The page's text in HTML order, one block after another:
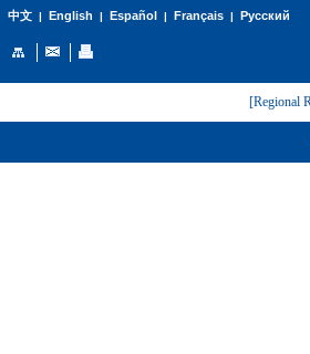
中文| English | Español | Français| Русский